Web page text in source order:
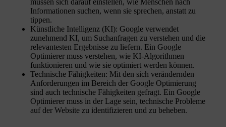
müssen sich darauf einstellen, wie Menschen nach
Informationen suchen, wenn sie sprechen, anstatt zu
tippen.
Künstliche Intelligenz (KI): Google verwendet
zunehmend KI, um Suchanfragen zu verstehen und die
relevantesten Ergebnisse zu liefern. Ein Google
Optimierer muss verstehen, wie KI-Algorithmen
funktionieren und wie sie optimiert werden können.
Technische Fähigkeiten: Mit den sich verändernden
Anforderungen im Bereich der Google Optimierung
sind auch technische Fähigkeiten gefragt. Ein Google
Optimierer muss in der Lage sein, technische Probleme
auf der Website zu identifizieren und zu beheben.